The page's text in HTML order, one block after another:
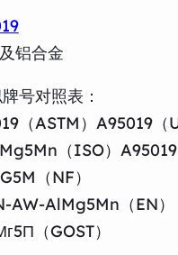
铝合金
号对照表：
（ASTM）A95019（
（ISO）A95019
（NF）
AW-AlMg5Mn（EN）
（GOST）